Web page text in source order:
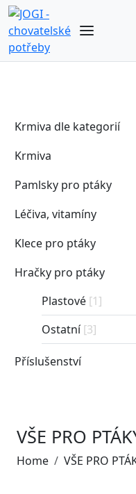
Krmiva dle kategorií
Krmiva
Pamlsky pro ptáky
Léčiva, vitamíny
Klece pro ptáky
Hračky pro ptáky
Plastové [1]
Ostatní[3]
Příslušenství
VŠE PRO
Home VŠE PRO